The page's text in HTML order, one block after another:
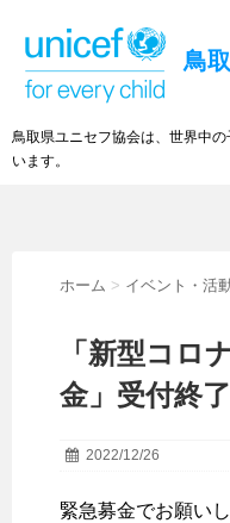
鳥
鳥取県ユニセフ協会は、世界中
います。
ホーム > イベント・活
「新型コロ
金」受付終
2022/12/26
緊急募金でお願い